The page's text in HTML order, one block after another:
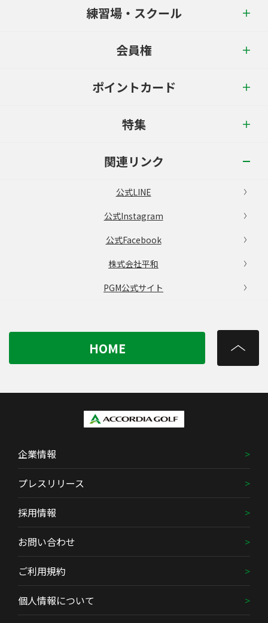
練習場・スクール
会員権
ポイントカード
特集
関連リンク
公式LINE
公式Instagram
公式Facebook
株式会社平和
PGM公式サイト
HOME
企業情報
プレスリリース
採用情報
お問い合わせ
ご利用規約
個人情報について